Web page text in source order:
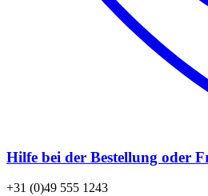
Hilfe bei der Bestellung oder
+31 (0)49 555 1243